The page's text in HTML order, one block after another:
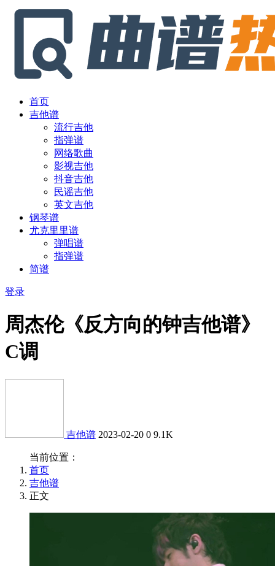
首页
吉他谱
流行吉他
指弹谱
网络歌曲
影视吉他
抖音吉他
民谣吉他
英文吉他
钢琴谱
尤克里里谱
弹唱谱
指弹谱
简谱
登录
周杰伦《反方向的钟吉他谱》
C调
吉他谱 2023-02-20 0 9.1K
当前位置：
首页
吉他谱
正文